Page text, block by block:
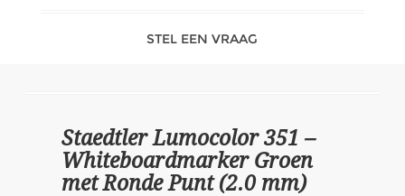
STEL EEN VRAAG
Staedtler Lumocolor 351 –
Whiteboardmarker Groen
met Ronde Punt (2.0 mm)